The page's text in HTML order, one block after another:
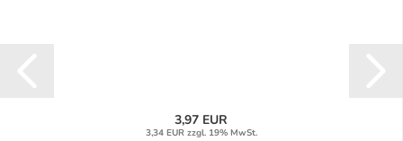
3,97 EUR
3,34 EUR zzgl. 19% MwSt.